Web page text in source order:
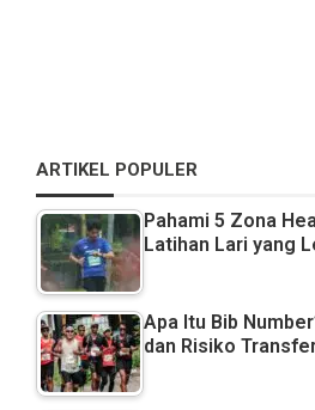
ARTIKEL POPULER
Pahami 5 Zona
Latihan Lari yang
Apa Itu Bib
dan Risiko